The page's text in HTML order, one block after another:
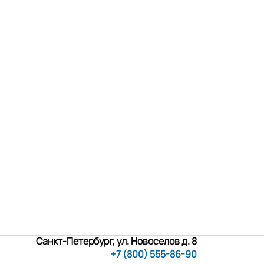
Санкт-Петербург, ул. Новоселов д. 8
+7 (800) 555-86-90